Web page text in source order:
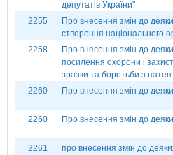
депутатів України"
2255
Про внесення змін до
створення національного
2258
Про внесення змін до
посилення охорони і
зразки та боротьби з
2260
Про внесення змін до
2260 Про внесення змін до
2261
про внесення змін до